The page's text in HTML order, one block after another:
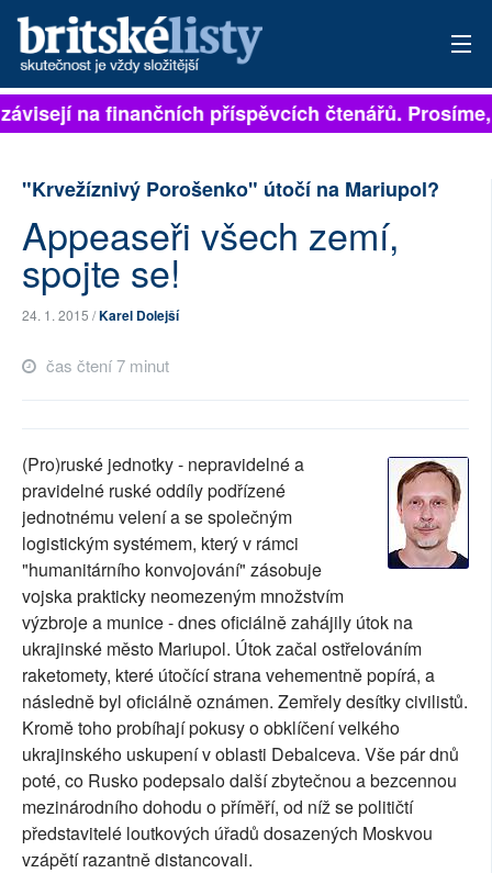
PŘIHLÁSIT
ROZHOVORY
TÉMATA
NEJČTENĚJŠÍ ZA 7 DNÍ
PŘÍSPĚVKY NA PROVOZ
SOCIÁLNÍ SÍTĚ
RUBRIKY
PLNÁ VERZE STRÁNEK
na finančních příspěvcích čtenářů. Prosíme,
"Krvežíznivý Porošenko" útočí na Mariupol?
Appeaseři všech zemí,
spojte se!
24. 1. 2015 /Karel Dolejší
čas čtení 7 minut
(Pro)ruské jednotky - nepravidelné a
pravidelné ruské oddíly podřízené
jednotnému velení a se společným
logistickým systémem, který v rámci
"humanitárního konvojování" zásobuje
vojska prakticky neomezeným množstvím
výzbroje a munice - dnes oficiálně zahájily útok na
ukrajinské město Mariupol. Útok začal ostřelováním
raketomety, které útočící strana vehementně popírá, a
následně byl oficiálně oznámen. Zemřely desítky civilistů.
Kromě toho probíhají pokusy o obklíčení velkého
ukrajinského uskupení v oblasti Debalceva. Vše pár dnů
poté, co Rusko podepsalo další zbytečnou a bezcennou
mezinárodního dohodu o příměří, od níž se političtí
představitelé loutkových úřadů dosazených Moskvou
vzápětí razantně distancovali.